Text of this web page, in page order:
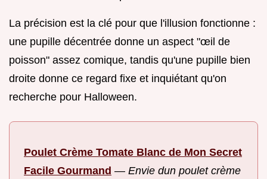
La précision est la clé pour que l'illusion fonctionne :
une pupille décentrée donne un aspect "œil de
poisson" assez comique, tandis qu'une pupille bien
droite donne ce regard fixe et inquiétant qu'on
recherche pour Halloween.
Poulet Crème Tomate Blanc de Mon Secret
Facile Gourmand — Envie dun poulet crème